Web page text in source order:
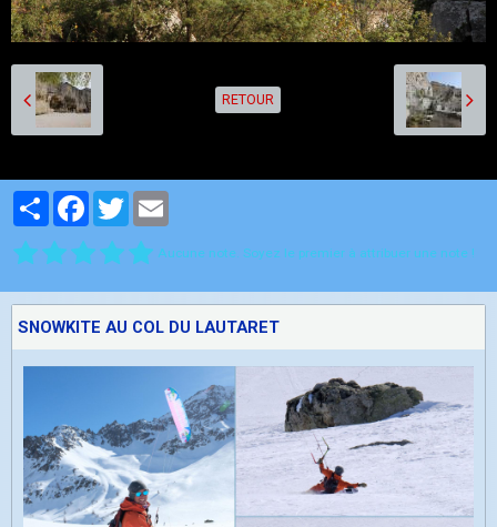
RETOUR
PartagerFacebook
Twitter
Aucune note. Soyez le premier à attribuer une note !
SNOWKITE AU COL DU LAUTARET